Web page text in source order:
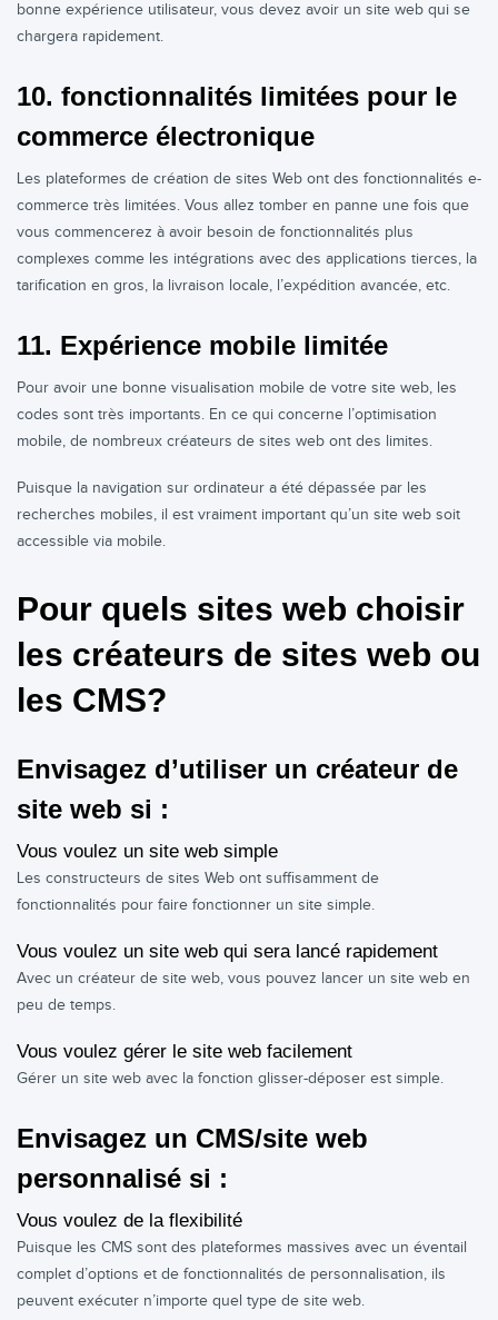
bonne expérience utilisateur, vous devez avoir un site web qui se
chargera rapidement.
10. fonctionnalités limitées pour le
commerce électronique
Les plateformes de création de sites Web ont des fonctionnalités e-
commerce très limitées. Vous allez tomber en panne une fois que
vous commencerez à avoir besoin de fonctionnalités plus
complexes comme les intégrations avec des applications tierces, la
tarification en gros, la livraison locale, l’expédition avancée, etc.
11. Expérience mobile limitée
Pour avoir une bonne visualisation mobile de votre site web, les
codes sont très importants. En ce qui concerne l’optimisation
mobile, de nombreux créateurs de sites web ont des limites.
Puisque la navigation sur ordinateur a été dépassée par les
recherches mobiles, il est vraiment important qu’un site web soit
accessible via mobile.
Pour quels sites web choisir
les créateurs de sites web ou
les CMS?
Envisagez d’utiliser un créateur de
site web si :
Vous voulez un site web simple
Les constructeurs de sites Web ont suffisamment de
fonctionnalités pour faire fonctionner un site simple.
Vous voulez un site web qui sera lancé rapidement
Avec un créateur de site web, vous pouvez lancer un site web en
peu de temps.
Vous voulez gérer le site web facilement
Gérer un site web avec la fonction glisser-déposer est simple.
Envisagez un CMS/site web
personnalisé si :
Vous voulez de la flexibilité
Puisque les CMS sont des plateformes massives avec un éventail
complet d’options et de fonctionnalités de personnalisation, ils
peuvent exécuter n’importe quel type de site web.